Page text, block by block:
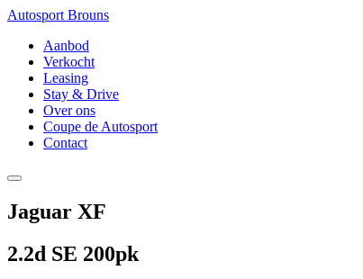
Autosport Brouns
Aanbod
Verkocht
Leasing
Stay & Drive
Over ons
Coupe de Autosport
Contact
Jaguar XF
2.2d SE 200pk